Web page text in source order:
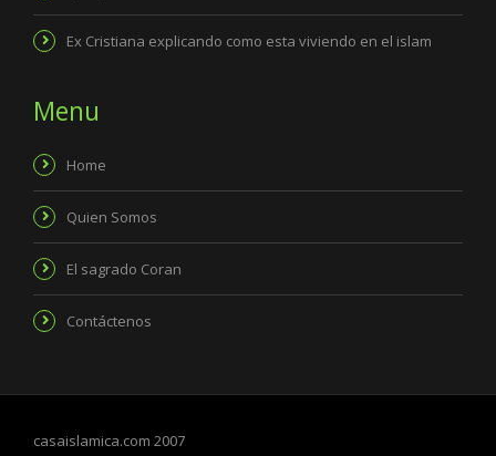
Ex Cristiana explicando como esta viviendo en el islam
Menu
Home
Quien Somos
El sagrado Coran
Contáctenos
casaislamica.com 2007